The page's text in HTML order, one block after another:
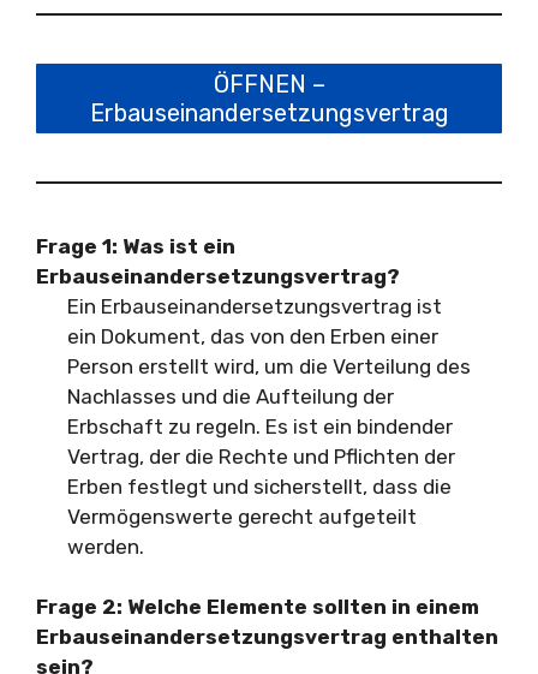
ÖFFNEN –
Erbauseinandersetzungsvertrag
Frage 1: Was ist ein
Erbauseinandersetzungsvertrag?
Ein Erbauseinandersetzungsvertrag ist
ein Dokument, das von den Erben einer
Person erstellt wird, um die Verteilung des
Nachlasses und die Aufteilung der
Erbschaft zu regeln. Es ist ein bindender
Vertrag, der die Rechte und Pflichten der
Erben festlegt und sicherstellt, dass die
Vermögenswerte gerecht aufgeteilt
werden.
Frage 2: Welche Elemente sollten in einem
Erbauseinandersetzungsvertrag enthalten
sein?